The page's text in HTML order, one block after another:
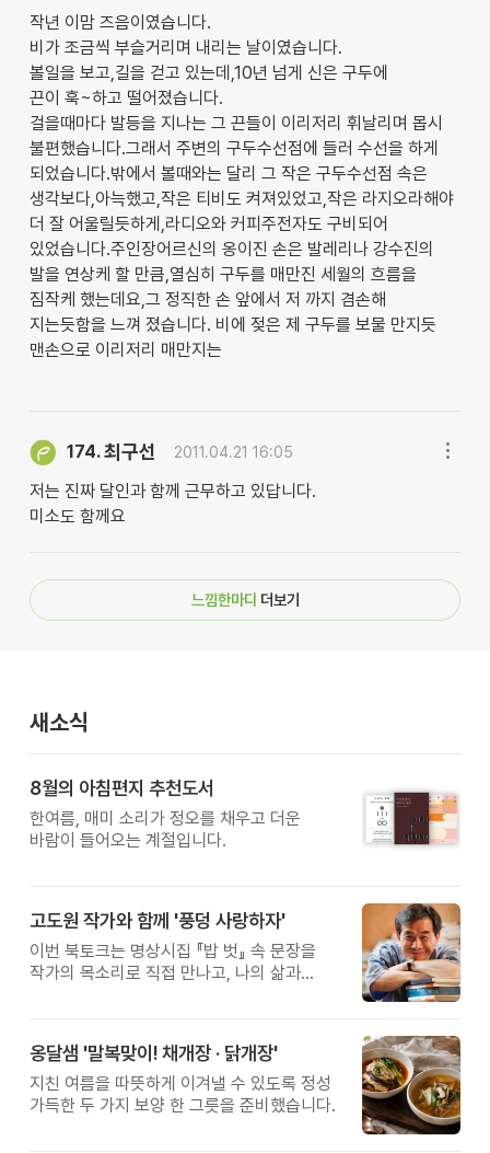
작년 이맘 즈음이였습니다.
비가 조금씩 부슬거리며 내리는 날이였습니다.
볼일을 보고,길을 걷고 있는데,10년 넘게 신은 구두에
끈이 훅~하고 떨어졌습니다.
걸을때마다 발등을 지나는 그 끈들이 이리저리 휘날리며 몹시
불편했습니다.그래서 주변의 구두수선점에 들러 수선을 하게
되었습니다.밖에서 볼때와는 달리 그 작은 구두수선점 속은
생각보다,아늑했고,작은 티비도 켜져있었고,작은 라지오라해야
더 잘 어울릴듯하게,라디오와 커피주전자도 구비되어
있었습니다.주인장어르신의 옹이진 손은 발레리나 강수진의
발을 연상케 할 만큼,열심히 구두를 매만진 세월의 흐름을
짐작케 했는데요,그 정직한 손 앞에서 저 까지 겸손해
지는듯함을 느껴 졌습니다. 비에 젖은 제 구두를 보물 만지듯
맨손으로 이리저리 매만지는
174.최구선 2011.04.21 16:05
저는 진짜 달인과 함께 근무하고 있답니다.
미소도 함께요
느낌한마디 더보기
새소식
8월의 아침편지 추천도서
한여름, 매미 소리가 정오를 채우고 더운
바람이 들어오는 계절입니다.
고도원 작가와 함께 '풍덩 사랑하자'
이번 북토크는 명상시집 『밥 벗』 속 문장을
작가의 목소리로 직접 만나고, 나의 삶과
옹달샘 '말복맞이! 채개장 · 닭개장'
지친 여름을 따뜻하게 이겨낼 수 있도록 정성
가득한 두 가지 보양 한 그릇을 준비했습니다.